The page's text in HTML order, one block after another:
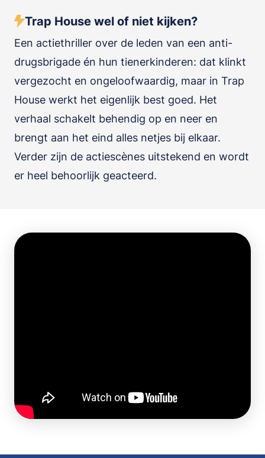
Trap House wel of niet kijken?
Een actiethriller over de leden van een anti-
drugsbrigade én hun tienerkinderen: dat klinkt
vergezocht en ongeloofwaardig, maar in Trap
House werkt het eigenlijk best goed. Het
verhaal schakelt behendig op en neer en
brengt aan het eind alles netjes bij elkaar.
Verder zijn de actiescènes uitstekend en wordt
er heel behoorlijk geacteerd.